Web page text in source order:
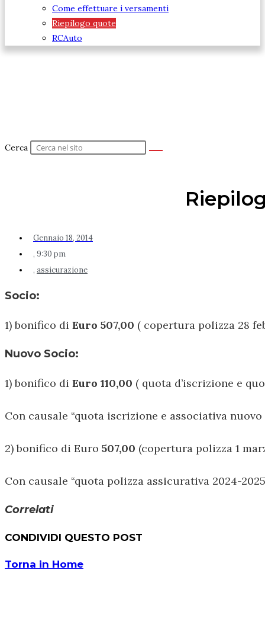
Come effettuare i versamenti
Riepilogo quote
RCAuto
Cerca
Gennaio 18, 2014
, 9:30 pm
, assicurazione
Socio:
1) bonifico di Euro 507,00 ( copertura polizza 28
Nuovo Socio:
1) bonifico di Euro 110,00 ( quota d’iscrizione e
Con causale “quota iscrizione e associativa nuovo
2) bonifico di Euro 507,00 (copertura polizza 1
Con causale “quota polizza assicurativa 2024-
Correlati
CONDIVIDI QUESTO POST
Torna in Home